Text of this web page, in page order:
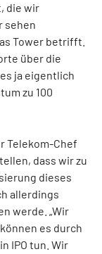
die wir
sehen
Tower betrifft.
über die
ja eigentlich
zu 100
Telekom-Chef
dass wir zu
dieses
allerdings
werde. „Wir
es durch
IPO tun. Wir